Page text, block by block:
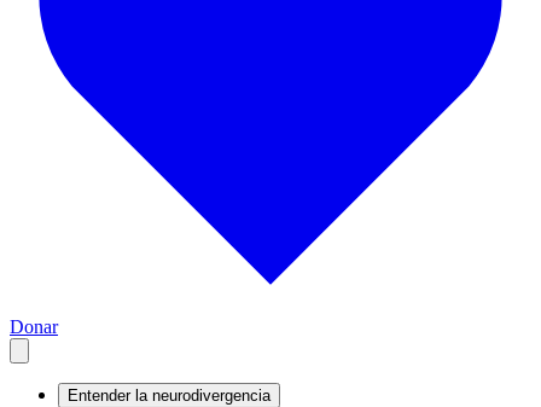
Donar
Entender la neurodivergencia